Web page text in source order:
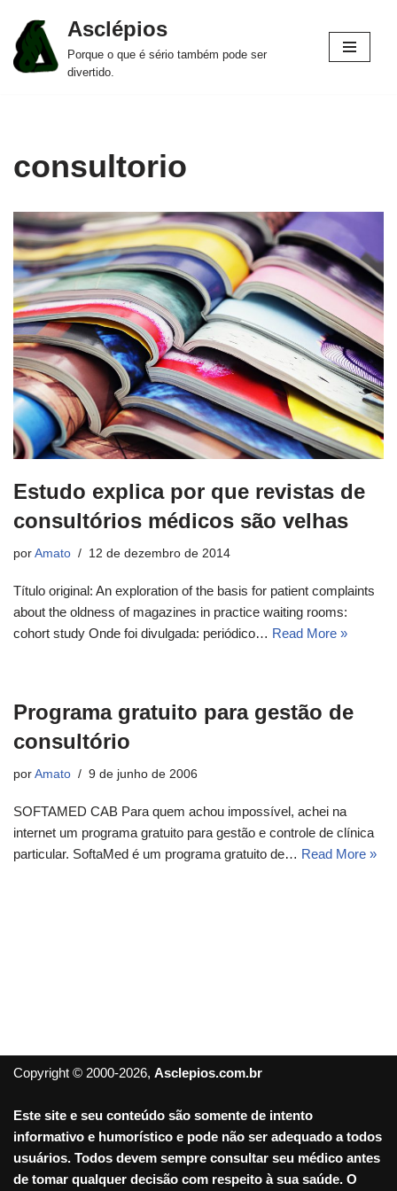
Pular
para
Asclépios
Porque o que é sério também pode ser
divertido.
consultorio
Estudo explica por que revistas de
consultórios médicos são velhas
por Amato 12 de dezembro de 2014
Título original: An exploration of the basis for patient complaints
about the oldness of magazines in practice waiting rooms:
cohort study Onde foi divulgada: periódico… Read More »
Programa gratuito para gestão de
consultório
por Amato 9 de junho de 2006
SOFTAMED CAB Para quem achou impossível, achei na
internet um programa gratuito para gestão e controle de clínica
particular. SoftaMed é um programa gratuito de… Read More »
Copyright © 2000-2026, Asclepios.com.br
Este site e seu conteúdo são somente de intento
informativo e humorístico e pode não ser adequado a todos
usuários. Todos devem sempre consultar seu médico antes
de tomar qualquer decisão com respeito à sua saúde. O